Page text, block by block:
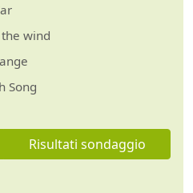
wind
Song
Risultati sondaggio